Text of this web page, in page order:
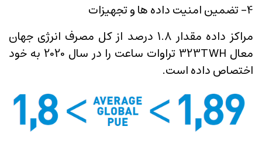
4- تضمین امنیت داده ها و تجهیزات
مراکز داده مقدار 1.8 درصد از کل مصرف انرژی جهان
معال 323TWH تراوات ساعت را در سال 2020 به خود
اختصاص داده است.